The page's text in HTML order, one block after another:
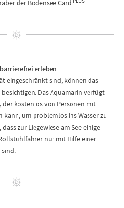
der Bodensee Card PLUS
erleben
eingeschränkt sind, können das
Das Aquamarin verfügt
der kostenlos von Personen mit
kann, um problemlos ins Wasser zu
zur Liegewiese am See einige
nur mit Hilfe einer
sind.